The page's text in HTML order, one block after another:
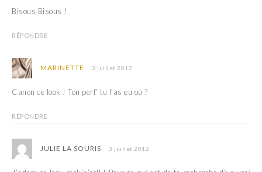
Bisous Bisous !
RÉPONDRE
MARINETTE 3 juillet 2012
Canon ce look ! Ton perf’ tu l’as eu où ?
RÉPONDRE
JULIE LA SOURIS 3 juillet 2012